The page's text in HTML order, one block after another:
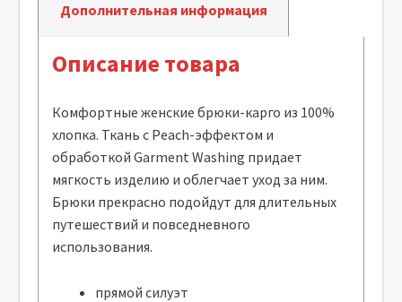
Дополнительная информация
Описание товара
Комфортные женские брюки-карго из 100%
хлопка. Ткань с Peach-эффектом и
обработкой Garment Washing придает
мягкость изделию и облегчает уход за ним.
Брюки прекрасно подойдут для длительных
путешествий и повседневного
использования.
прямой силуэт